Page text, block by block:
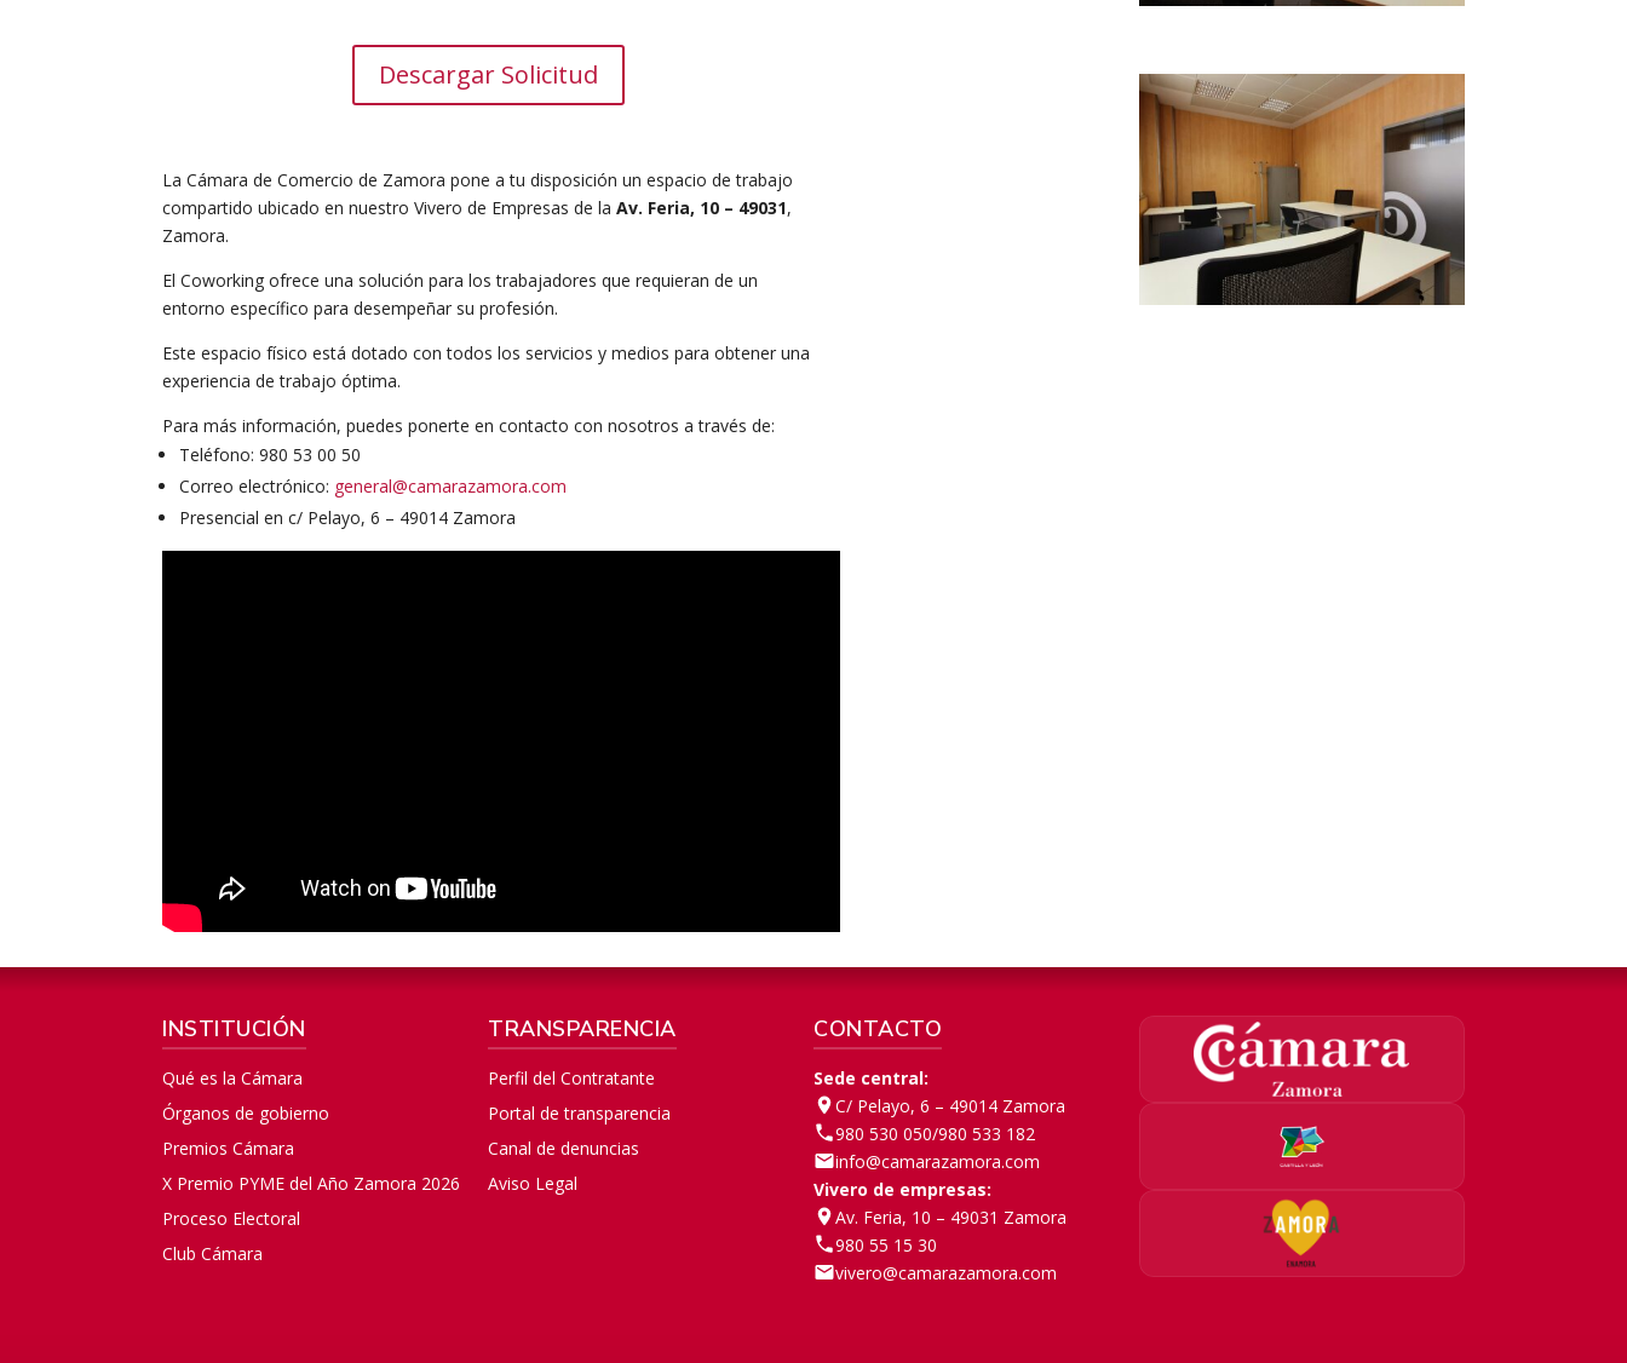
Descargar Solicitud
La Cámara de Comercio de Zamora pone a tu disposición un espacio de trabajo
compartido ubicado en nuestro Vivero de Empresas de laAv. Feria, 10 – 49031,
Zamora.
El Coworking ofrece una solución para los trabajadores que requieran de un
entorno específico para desempeñar su profesión.
Este espacio físico está dotado con todos los servicios y medios para obtener una
experiencia de trabajo óptima.
Para más información, puedes ponerte en contacto con nosotros a través de:
Teléfono: 980 53 00 50
Correo electrónico: general@camarazamora.com
Presencial en c/ Pelayo, 6 – 49014 Zamora
INSTITUCIÓN
Qué es la Cámara
Órganos de gobierno
Premios Cámara
X Premio PYME del Año Zamora 2026
Proceso Electoral
Club Cámara
TRANSPARENCIA
Perfil del Contratante
Portal de transparencia
Canal de denuncias
Aviso Legal
CONTACTO
Sede central:
C/ Pelayo, 6 – 49014 Zamora
980 530 050/980 533 182
info@camarazamora.com
Vivero de empresas:
Av. Feria, 10 – 49031 Zamora
980 55 15 30
vivero@camarazamora.com